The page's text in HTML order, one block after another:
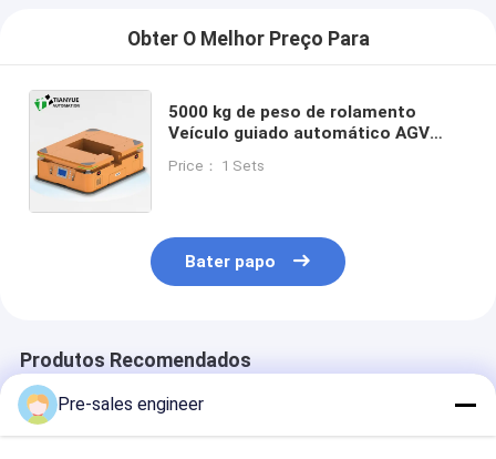
Obter O Melhor Preço Para
5000 kg de peso de rolamento
Veículo guiado automático AGV
modo de acoplagem de elevação
Price： 1 Sets
Bater papo
Produtos Recomendados
Pre-sales engineer